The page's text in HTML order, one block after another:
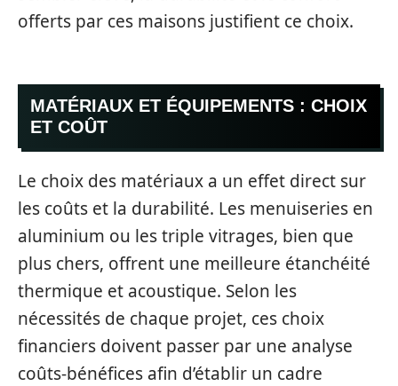
offerts par ces maisons justifient ce choix.
MATÉRIAUX ET ÉQUIPEMENTS : CHOIX
ET COÛT
Le choix des matériaux a un effet direct sur
les coûts et la durabilité. Les menuiseries en
aluminium ou les triple vitrages, bien que
plus chers, offrent une meilleure étanchéité
thermique et acoustique. Selon les
nécessités de chaque projet, ces choix
financiers doivent passer par une analyse
coûts-bénéfices afin d’établir un cadre